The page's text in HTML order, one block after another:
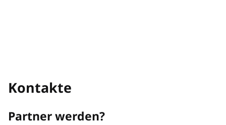
Kontakte
Partner werden?